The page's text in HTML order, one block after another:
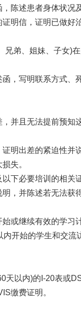
陈述患者身体状况
明信，证明已做好
兄弟、姐妹、子女)
，写明联系方式、
并且无法提前预知
明出差的紧迫性并
失。
下必要培训的相关
，并陈述若无法获
或继续有效的学习
开始的学生和交
天以内)的I-20表或
缴费证明。